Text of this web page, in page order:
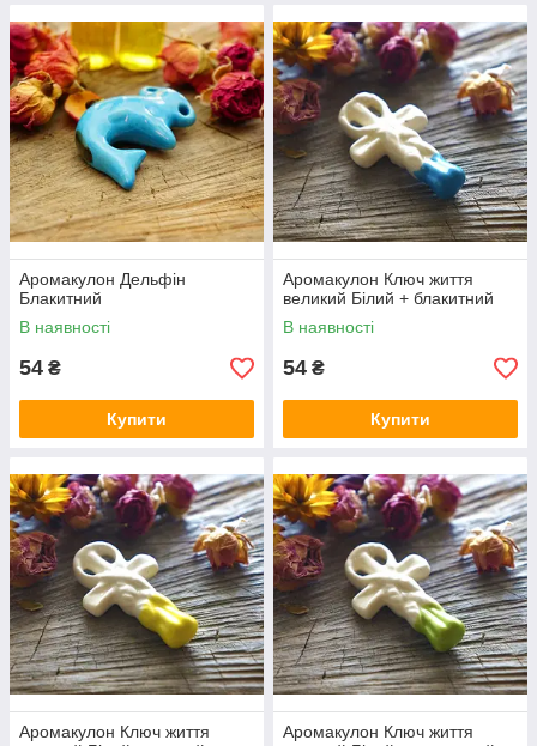
Аромакулон Дельфін
Блакитний
В наявності
54 ₴
Купити
Аромакулон Ключ життя
великий Білий + блакитний
В наявності
54 ₴
Купити
Аромакулон Ключ життя
Аромакулон Ключ життя